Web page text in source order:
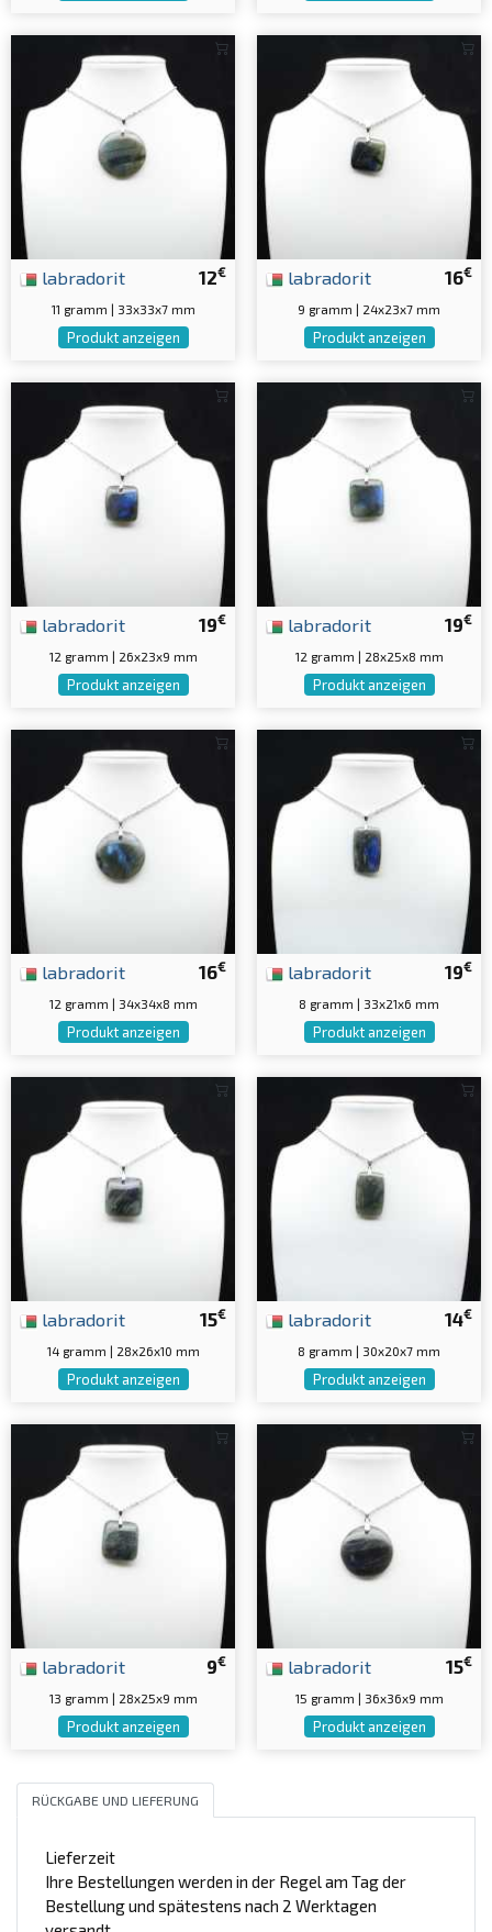
12€
labradorit
11 gramm | 33x33x7 mm
Produkt anzeigen
16€
labradorit
9 gramm | 24x23x7 mm
Produkt anzeigen
19€
labradorit
12 gramm | 26x23x9 mm
Produkt anzeigen
19€
labradorit
12 gramm | 28x25x8 mm
Produkt anzeigen
16€
labradorit
12 gramm | 34x34x8 mm
Produkt anzeigen
19€
labradorit
8 gramm | 33x21x6 mm
Produkt anzeigen
15€
labradorit
14 gramm | 28x26x10 mm
Produkt anzeigen
14€
labradorit
8 gramm | 30x20x7 mm
Produkt anzeigen
9€
labradorit
13 gramm | 28x25x9 mm
Produkt anzeigen
15€
labradorit
15 gramm | 36x36x9 mm
Produkt anzeigen
RÜCKGABE UND LIEFERUNG
Lieferzeit
Ihre Bestellungen werden in der Regel am Tag der
Bestellung und spätestens nach 2 Werktagen